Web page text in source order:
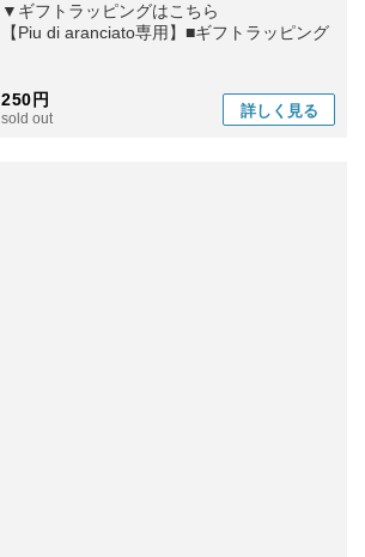
▼ギフトラッピングはこちら
【Piu di aranciato専用】■ギフトラッピング
250円
sold out 詳しく 見る